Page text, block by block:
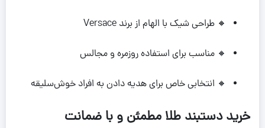
🔸 طراحی شیک با الهام از برند Versace
🔸 مناسب برای استفاده روزمره و مجالس
🔸 انتخابی خاص برای هدیه دادن به افراد خوش‌سلیقه
خرید دستبند طلا مطمئن و با ضمانت